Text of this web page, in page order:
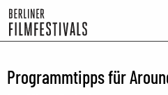
Programmtipps für